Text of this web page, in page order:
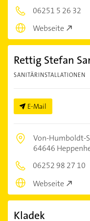
06251 5 26 32
Webseite
Rettig Stefan
SANITÄRINSTALLATIONEN
E-Mail
Von-Humboldt-
64646
06252 98 27 10
Webseite
Kladek